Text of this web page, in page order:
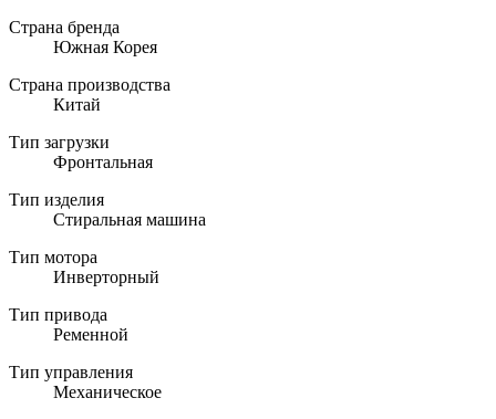
Страна бренда
Южная Корея
Страна производства
Китай
Тип загрузки
Фронтальная
Тип изделия
Стиральная машина
Тип мотора
Инверторный
Тип привода
Ременной
Тип управления
Механическое